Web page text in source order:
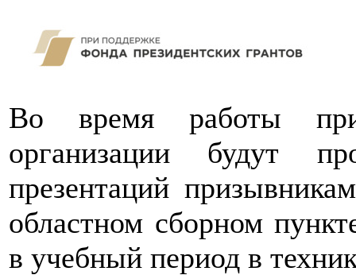
Во время работы
организации будут
презентаций
областном сборном
в учебный период в